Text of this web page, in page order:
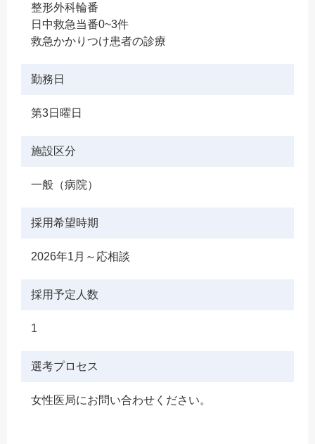
整形外科輪番
日中救急当番0~3件
救急かかりつけ患者の診療
勤務日
第3日曜日
施設区分
一般（病院）
採用希望時期
2026年1月～応相談
採用予定人数
1
選考プロセス
女性医局にお問い合わせください。